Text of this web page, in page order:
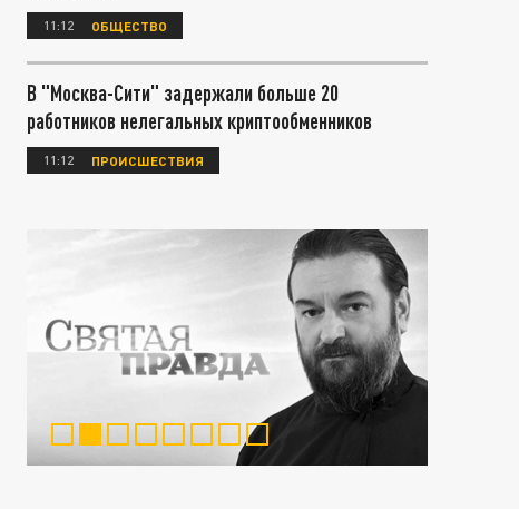
11:12 ОБЩЕСТВО
В "Москва-Сити" задержали больше 20
работников нелегальных криптообменников
11:12 ПРОИСШЕСТВИЯ